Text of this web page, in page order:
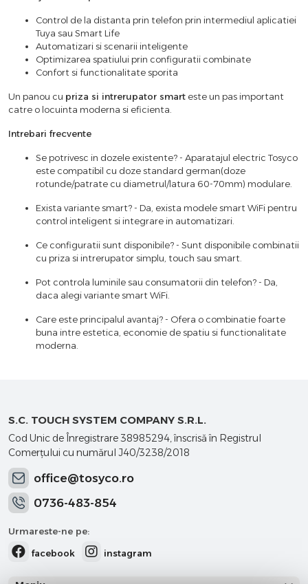
Control de la distanta prin telefon prin intermediul aplicatiei
Tuya sau Smart Life
Automatizari si scenarii inteligente
Optimizarea spatiului prin configuratii combinate
Confort si functionalitate sporita
Un panou cu priza si intrerupator smart este un pas important
catre o locuinta moderna si eficienta.
Intrebari frecvente
Se potrivesc in dozele existente? - Aparatajul electric Tosyco
este compatibil cu doze standard german(doze
rotunde/patrate cu diametrul/latura 60-70mm) modulare.
Exista variante smart? - Da, exista modele smart WiFi pentru
control inteligent si integrare in automatizari.
Ce configuratii sunt disponibile? - Sunt disponibile combinatii
cu priza si intrerupator simplu, touch sau smart.
Pot controla luminile sau consumatorii din telefon? - Da,
daca alegi variante smart WiFi.
Care este principalul avantaj? - Ofera o combinatie foarte
buna intre estetica, economie de spatiu si functionalitate
moderna.
S.C. TOUCH SYSTEM COMPANY S.R.L.
Cod Unic de Înregistrare 38985294, înscrisă în Registrul
Comerţului cu numărul J40/3238/2018
office@tosyco.ro
0736-483-854
Urmareste-ne pe:
facebook
instagram